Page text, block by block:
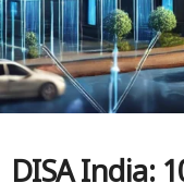
DISA India: